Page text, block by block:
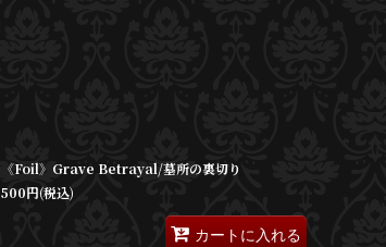
《Foil》Grave Betrayal/墓所の裏切り
500円(税込)
カートに入れる